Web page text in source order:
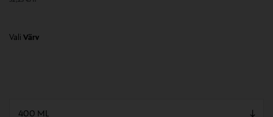
Vali Värv